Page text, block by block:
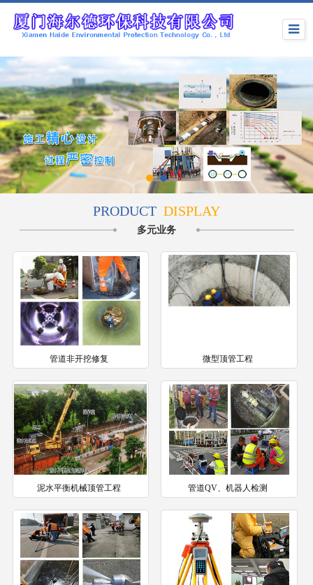
PRODUCT DISPLAY
多元业务
管道非开挖修复 微型顶管工程
泥水平衡机械顶管工程 管道QV、机器人检测